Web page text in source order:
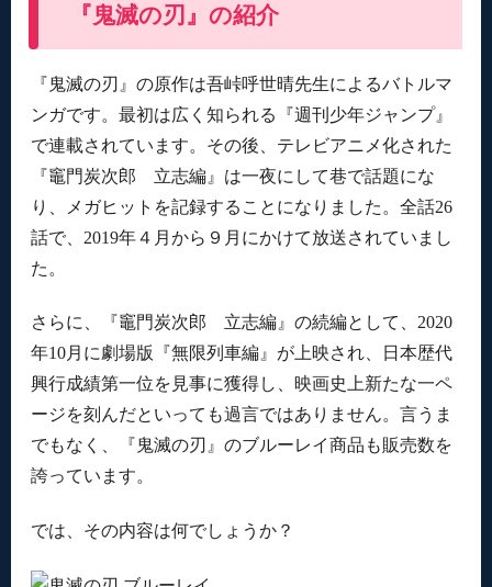
『鬼滅の刃』の紹介
『鬼滅の刃』の原作は吾峠呼世晴先生によるバトルマ
ンガです。最初は広く知られる『週刊少年ジャンプ』
で連載されています。その後、テレビアニメ化された
『竈門炭次郎 立志編』は一夜にして巷で話題にな
り、メガヒットを記録することになりました。全話26
話で、2019年４月から９月にかけて放送されていまし
た。
さらに、『竈門炭次郎 立志編』の続編として、2020
年10月に劇場版『無限列車編』が上映され、日本歴代
興行成績第一位を見事に獲得し、映画史上新たな一ペ
ージを刻んだといっても過言ではありません。言うま
でもなく、『鬼滅の刃』のブルーレイ商品も販売数を
誇っています。
では、その内容は何でしょうか？